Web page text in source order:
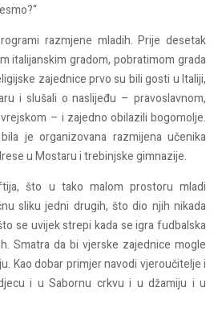
razmjene mladih. Prije desetak
italijanskim gradom, pobratimom grada
zajednice prvo su bili gosti u Italiji,
i slušali o naslijeđu – pravoslavnom,
– i zajedno obilazili bogomolje.
je organizovana razmijena učenika
u Mostaru i trebinjske gimnazije.
što u tako malom prostoru mladi
sliku jedni drugih, što dio njih nikada
se uvijek strepi kada se igra fudbalska
Smatra da bi vjerske zajednice mogle
Kao dobar primjer navodi vjeroučitelje i
i u Sabornu crkvu i u džamiju i u